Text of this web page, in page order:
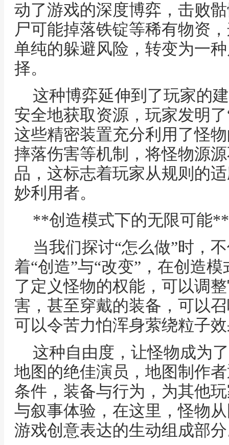
动了游戏的深度博弈，击败
尸可能掉落铁锭等稀有物资
单纯的躲避风险，转变为一
择。
这种博弈延伸到了玩家的
安全地获取资源，玩家发明
这些精密装置充分利用了怪
摔落伤害等机制，将怪物源
品，这标志着玩家从规则的
妙利用者。
**创造模式下的无限可能**
当我们探讨“怎么做”时，
着“创造”与“改变”，在创造
了定义怪物的权能，可以调
害，甚至穿戴的装备，可以
可以令苦力怕浑身萦绕粒子
这种自由度，让怪物成为
地图的绝佳演员，地图制作
条件，装备与行为，为其他
与叙事体验，在这里，怪物
游戏创意表达的生动组成部